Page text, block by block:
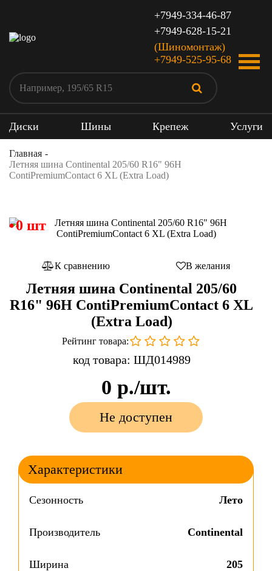
+7949-334-46-87
+7949-628-15-21
(Шиномонтаж)
+7949-525-95-68
Диски Шины Крепеж Услуги
Главная
Летняя шина Continental 205/60 R16" 96H
ContiPremiumContact 6 XL (Extra Load)
0 шт
К сравнению В желания
Летняя шина Continental 205/60
R16" 96H ContiPremiumContact 6 XL
(Extra Load)
Рейтинг товара:
код товара: ШД014989
0 р./шт.
Не доступен
Характеристики
Сезонность Лето
Производитель Continental
Ширина 205